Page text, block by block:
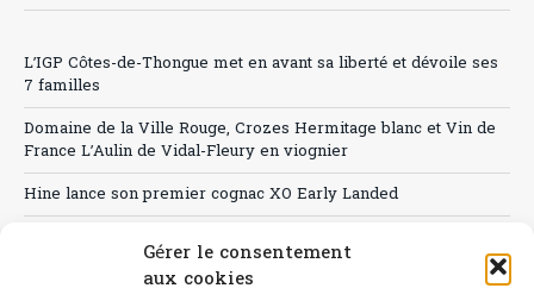
Gérer le consentement
aux cookies
L’IGP Côtes-de-Thongue met en avant sa liberté et dévoile ses
7 familles
Domaine de la Ville Rouge, Crozes Hermitage blanc et Vin de
France L’Aulin de Vidal-Fleury en viognier
Hine lance son premier cognac XO Early Landed